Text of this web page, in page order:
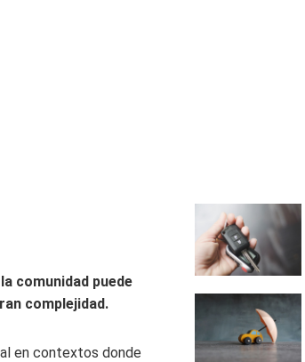
comunidad puede
complejidad.
en contextos donde